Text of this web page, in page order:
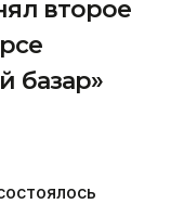
второе
базар»